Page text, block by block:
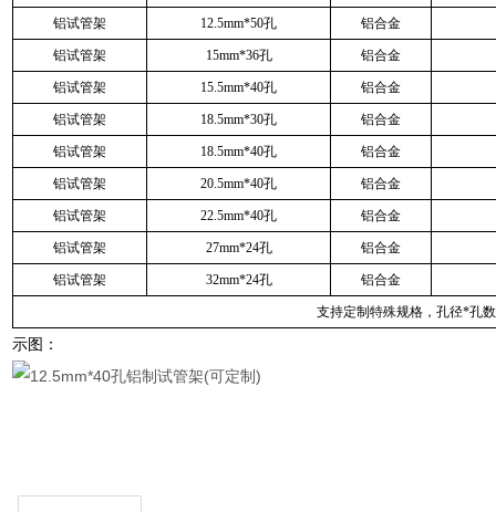
铝试管架 12.5mm*50孔 铝合金
铝试管架 15mm*36孔 铝合金
铝试管架 15.5mm*40孔 铝合金
铝试管架 18.5mm*30孔 铝合金
铝试管架 18.5mm*40孔 铝合金
铝试管架 20.5mm*40孔 铝合金
铝试管架 22.5mm*40孔 铝合金
铝试管架 27mm*24孔 铝合金
铝试管架 32mm*24孔 铝合金
支持定制特殊规格，孔径*孔数
示图：